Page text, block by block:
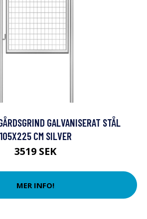
GALVANISERAT STÅL
105X225 CM SILVER
3519 SEK
MER INFO!